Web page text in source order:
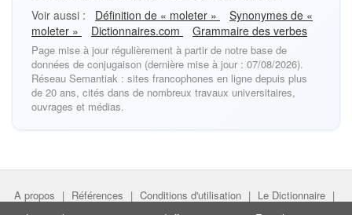
Voir aussi : Définition de « moleter »
Synonymes de «
moleter »
Dictionnaires.com Grammaire des verbes
Page mise à jour régulièrement à partir de notre base de
données de conjugaison (dernière mise à jour : 07/08/2026).
Réseau Semantiak : sites francophones en ligne depuis plus
de 20 ans, cités dans de nombreux travaux universitaires,
ouvrages et médias.
A propos | Références | Conditions d'utilisation | Le Dictionnaire |